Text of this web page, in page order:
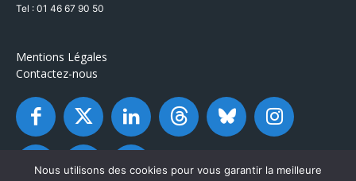
Tel : 01 46 67 90 50
Mentions Légales
Contactez-nous
Nous utilisons des cookies pour vous garantir la meilleure